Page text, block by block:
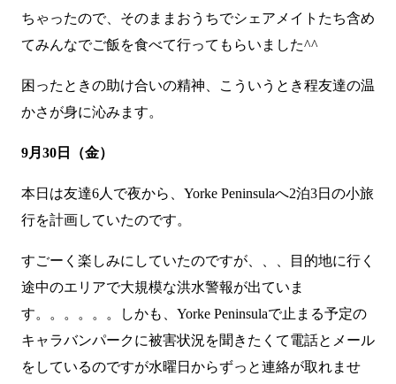
ちゃったので、そのままおうちでシェアメイトたち含め
てみんなでご飯を食べて行ってもらいました^^
困ったときの助け合いの精神、こういうとき程友達の温
かさが身に沁みます。
9月30日（金）
本日は友達6人で夜から、 Yorke Peninsulaへ2泊3日の小旅
行を計画していたのです。
すごーく楽しみにしていたのですが、、、目的地に行く
途中のエリアで大規模な洪水警報が出ていま
す。。。。。。しかも、Yorke Peninsulaで止まる予定の
キャラバンパークに被害状況を聞きたくて電話とメール
をしているのですが水曜日からずっと連絡が取れませ